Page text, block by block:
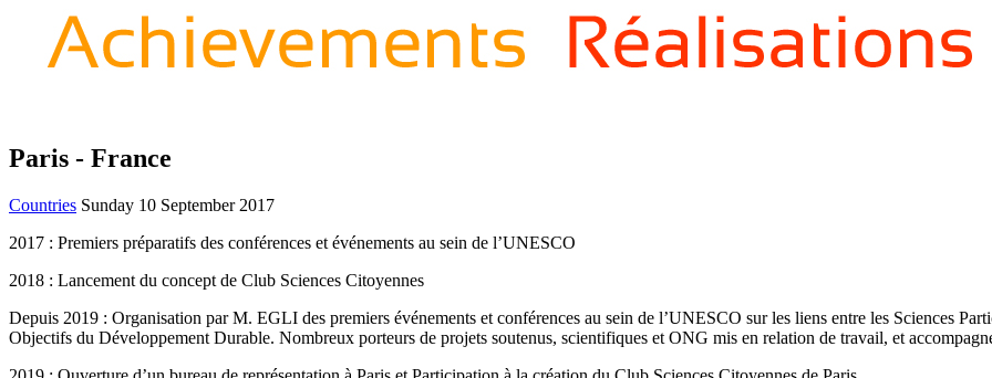
Paris - France
Countries Sunday 10 September 2017
2017 : Premiers préparatifs des conférences et événements au sein de l’UNESCO
2018 : Lancement du concept de Club Sciences Citoyennes
Depuis 2019 : Organisation par M. EGLI des premiers événements et conférences au sein de l’UNESCO sur les liens entre les Sciences
Objectifs du Développement Durable. Nombreux porteurs de projets soutenus, scientifiques et ONG mis en relation de travail, et